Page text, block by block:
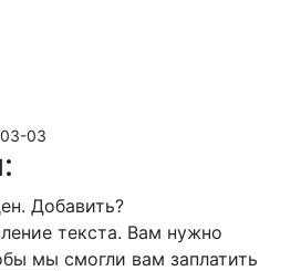
03
Добавить?
текста. Вам нужно
мы смогли вам заплатить